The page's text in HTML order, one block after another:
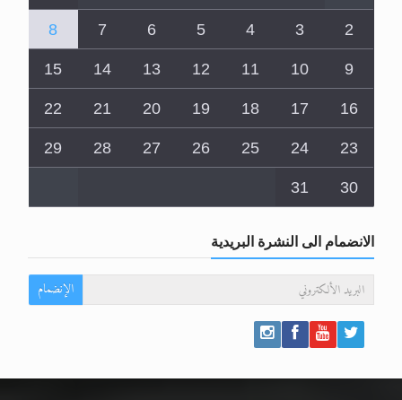
2
3
4
5
6
7
8
9
10
11
12
13
14
15
16
17
18
19
20
21
22
23
24
25
26
27
28
29
30
31
الانضمام الى النشرة البريدية
الإنضمام